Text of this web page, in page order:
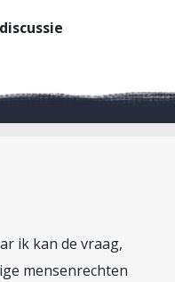
ik kan de vraag,
mensenrechten